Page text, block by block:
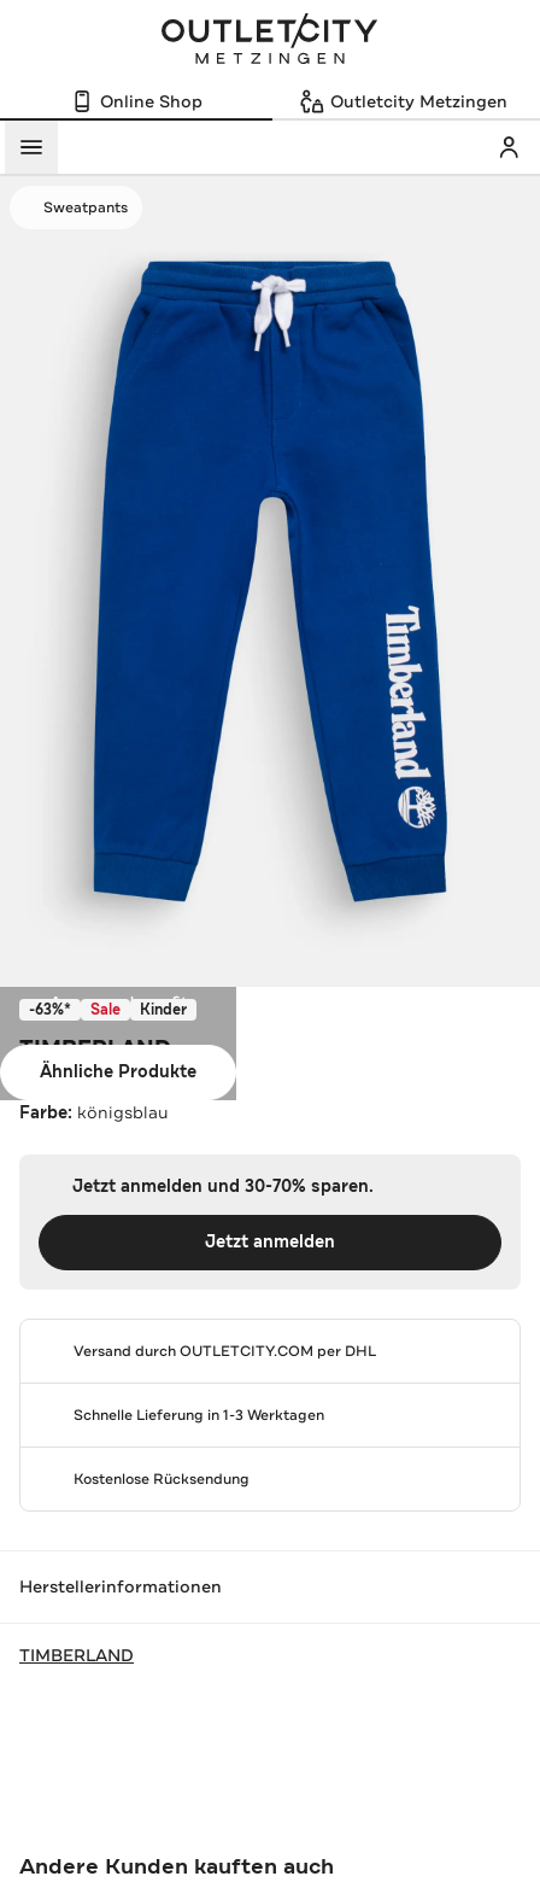
Online Shop Outletcity Metzingen
Menü
Sweatpants
Ausverkauft
Ähnliche Produkte
-63%* Sale Kinder
TIMBERLAND
Sweatpants königsblau
Farbe: königsblau
Jetzt anmelden und 30-70% sparen.
Jetzt anmelden
Versand durchOUTLETCITY.COM per DHL
Schnelle Lieferung in 1-3 Werktagen
Kostenlose Rücksendung
Herstellerinformationen
TIMBERLAND
Andere Kunden kauften auch